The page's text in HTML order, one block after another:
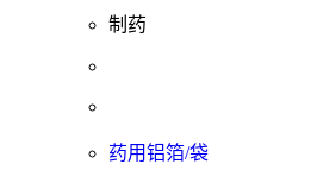
制药
药用铝箔/袋